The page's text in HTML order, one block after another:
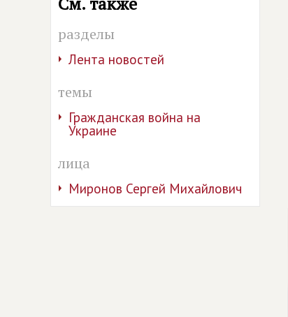
разделы
Лента новостей
темы
Гражданская война на
Украине
лица
Миронов Сергей Михайлович